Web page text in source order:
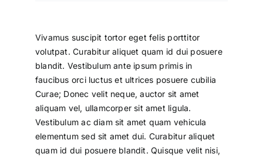
Vivamus suscipit tortor eget felis porttitor
volutpat. Curabitur aliquet quam id dui posuere
blandit. Vestibulum ante ipsum primis in
faucibus orci luctus et ultrices posuere cubilia
Curae; Donec velit neque, auctor sit amet
aliquam vel, ullamcorper sit amet ligula.
Vestibulum ac diam sit amet quam vehicula
elementum sed sit amet dui. Curabitur aliquet
quam id dui posuere blandit. Quisque velit nisi,